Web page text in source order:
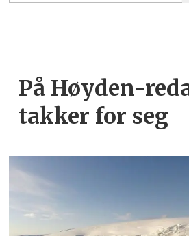
På Høyden-
takker for seg